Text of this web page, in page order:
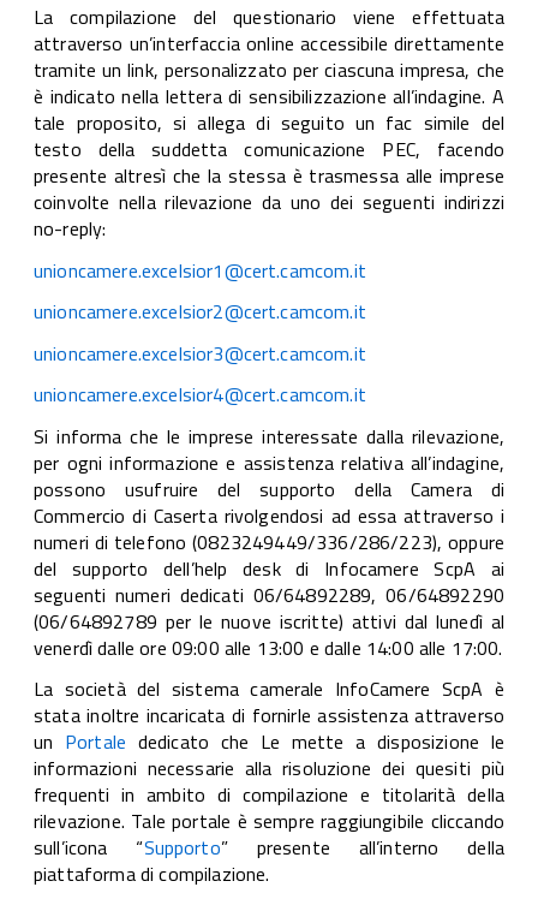
La compilazione del questionario viene effettuata
attraverso un’interfaccia online accessibile direttamente
tramite un link, personalizzato per ciascuna impresa, che
è indicato nella lettera di sensibilizzazione all’indagine. A
tale proposito, si allega di seguito un fac simile del
testo della suddetta comunicazione PEC, facendo
presente altresì che la stessa è trasmessa alle imprese
coinvolte nella rilevazione da uno dei seguenti indirizzi
no-reply:
unioncamere.excelsior1@cert.camcom.it
unioncamere.excelsior2@cert.camcom.it
unioncamere.excelsior3@cert.camcom.it
unioncamere.excelsior4@cert.camcom.it
Si informa che le imprese interessate dalla rilevazione,
per ogni informazione e assistenza relativa all’indagine,
possono usufruire del supporto della Camera di
Commercio di Caserta rivolgendosi ad essa attraverso i
numeri di telefono (0823249449/336/286/223), oppure
del supporto dell’help desk di Infocamere ScpA ai
seguenti numeri dedicati 06/64892289, 06/64892290
(06/64892789 per le nuove iscritte) attivi dal lunedì al
venerdì dalle ore 09:00 alle 13:00 e dalle 14:00 alle 17:00.
La società del sistema camerale InfoCamere ScpA è
stata inoltre incaricata di fornirle assistenza attraverso
un Portale dedicato che Le mette a disposizione le
informazioni necessarie alla risoluzione dei quesiti più
frequenti in ambito di compilazione e titolarità della
rilevazione. Tale portale è sempre raggiungibile cliccando
sull’icona “Supporto” presente all’interno della
piattaforma di compilazione.